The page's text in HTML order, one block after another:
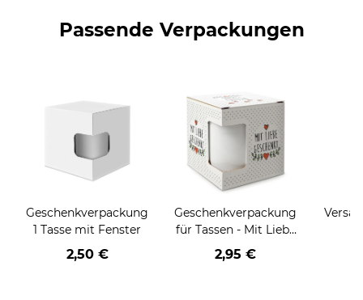
Passende Verpackungen
Geschenkverpackung
1 Tasse mit Fenster
2,50 €
Geschenkverpackung
für Tassen - Mit Liebe
geschenkt
2,95 €